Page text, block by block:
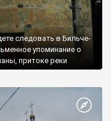
следовать в Бильче-
упоминание о
притоке реки
сельсовета
культур и
«Поповые долины ». В
Девы Марии 1896